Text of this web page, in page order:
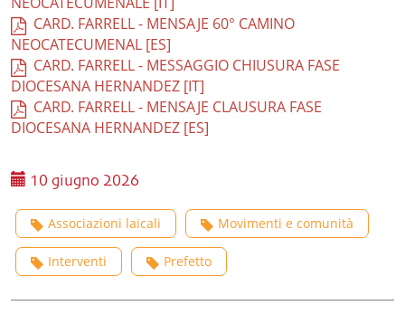
CARD. FARRELL - MENSAJE 60° CAMINO
NEOCATECUMENAL [ES]
CARD. FARRELL - MESSAGGIO CHIUSURA FASE
DIOCESANA HERNANDEZ [IT]
CARD. FARRELL - MENSAJE CLAUSURA FASE
DIOCESANA HERNANDEZ [ES]
10 giugno 2026
Associazioni laicali Movimenti e comunità
Interventi Prefetto